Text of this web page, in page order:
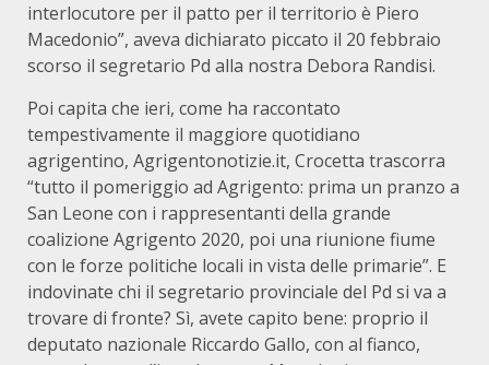
interlocutore per il patto per il territorio è Piero
Macedonio”, aveva dichiarato piccato il 20 febbraio
scorso il segretario Pd alla nostra Debora Randisi.
Poi capita che ieri, come ha raccontato
tempestivamente il maggiore quotidiano
agrigentino, Agrigentonotizie.it, Crocetta trascorra
“tutto il pomeriggio ad Agrigento: prima un pranzo a
San Leone con i rappresentanti della grande
coalizione Agrigento 2020, poi una riunione fiume
con le forze politiche locali in vista delle primarie”. E
indovinate chi il segretario provinciale del Pd si va a
trovare di fronte? Sì, avete capito bene: proprio il
deputato nazionale Riccardo Gallo, con al fianco,